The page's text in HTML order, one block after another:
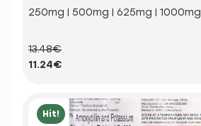
250mg | 500mg | 625mg | 1000mg
13.48€
11.24€
Hit!